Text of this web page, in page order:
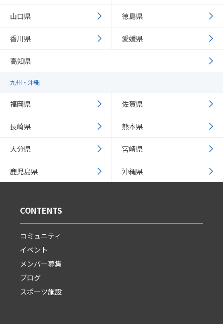
山口県 徳島県
香川県 愛媛県
高知県
九州・沖縄
福岡県 佐賀県
長崎県 熊本県
大分県 宮崎県
鹿児島県 沖縄県
CONTENTS
コミュニティ
イベント
メンバー募集
ブログ
スポーツ施設